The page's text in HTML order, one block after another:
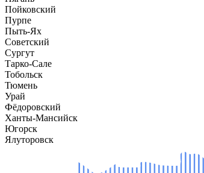
Пойковский
Пурпе
Пыть-Ях
Советский
Сургут
Тарко-Сале
Тобольск
Тюмень
Урай
Фёдоровский
Ханты-Мансийск
Югорск
Ялуторовск